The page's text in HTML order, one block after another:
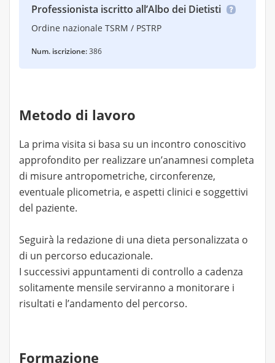
Professionista iscritto all’Albo dei Dietisti
Ordine nazionale TSRM / PSTRP
Num. iscrizione:386
Metodo di lavoro
La prima visita si basa su un incontro conoscitivo
approfondito per realizzare un’anamnesi completa
di misure antropometriche, circonferenze,
eventuale plicometria, e aspetti clinici e soggettivi
del paziente.
Seguirà la redazione di una dieta personalizzata o
di un percorso educazionale.
I successivi appuntamenti di controllo a cadenza
solitamente mensile serviranno a monitorare i
risultati e l’andamento del percorso.
Formazione